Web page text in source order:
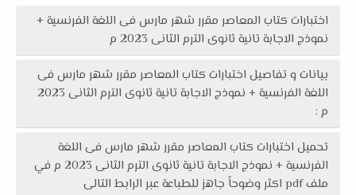
اختبارات كتاب المعاصر مقرر شهر مارس فى اللغة الفرنسية +
نموذج الاجابة تانية ثانوى الترم الثانى 2023 م
بيانات و تفاصيل اختبارات كتاب المعاصر مقرر شهر مارس فى
اللغة الفرنسية + نموذج الاجابة تانية ثانوى الترم الثانى 2023
م :
تحميل اختبارات كتاب المعاصر مقرر شهر مارس فى اللغة
الفرنسية + نموذج الاجابة تانية ثانوى الترم الثانى 2023 م في
ملف pdf اكثر وضوحاً جاهز للطباعة عبر الرابط التالى